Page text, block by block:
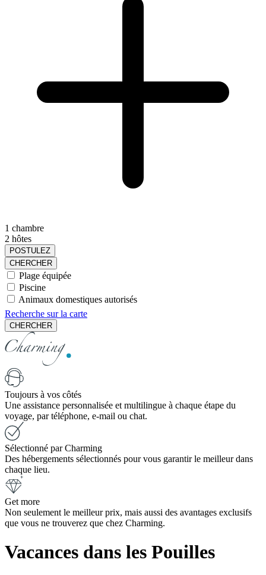
1 chambre
2 hôtes
POSTULEZ
CHERCHER
Plage équipée
Piscine
Animaux domestiques autorisés
Recherche sur la carte
CHERCHER
Toujours à vos côtés
Une assistance personnalisée et multilingue à chaque étape du
voyage, par téléphone, e-mail ou chat.
Sélectionné par Charming
Des hébergements sélectionnés pour vous garantir le meilleur dans
chaque lieu.
Get more
Non seulement le meilleur prix, mais aussi des avantages exclusifs
que vous ne trouverez que chez Charming.
Vacances dans les Pouilles